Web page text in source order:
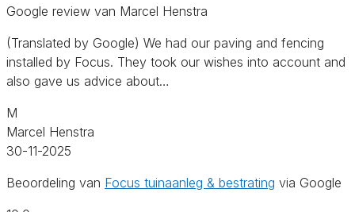
Google review van Marcel Henstra
(Translated by Google) We had our paving and fencing
installed by Focus. They took our wishes into account and
also gave us advice about…
M
Marcel Henstra
30-11-2025
Beoordeling van Focus tuinaanleg & bestrating via Google